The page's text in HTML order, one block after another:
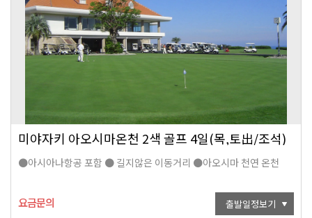
미야자키 아오시마온천 2색 골프 4일(목,토出/조석)
●아시아나항공 포함 ● 길지않은 이동거리 ●아오시마 천연 온천
요금문의 출발일정보기